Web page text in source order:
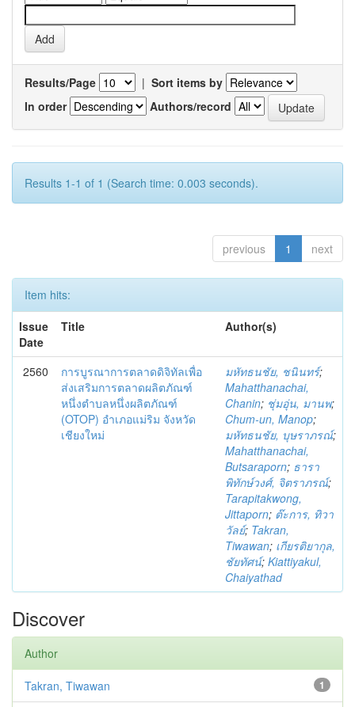
Results/Page | Sort items by
In order
Authors/record
Results 1-1 of 1 (Search time: 0.003 seconds).
previous 1 next
Item hits:
Issue
Date
Title Author(s)
2560
การบูรณาการตลาดดิจิทัลเพื่อ
ส่งเสริมการตลาดผลิตภัณฑ์
หนึ่งตำบลหนึ่งผลิตภัณฑ์
(OTOP) อำเภอแม่ริม จังหวัด
เชียงใหม่
มหัทธนชัย, ชนินทร์;
Mahatthanachai,
Chanin; ชุ่มอุ่น, มานพ;
Chum-un, Manop;
มหัทธนชัย, บุษราภรณ์;
Mahatthanachai,
Butsaraporn; ธารา
พิทักษ์วงศ์, จิตราภรณ์;
Tarapitakwong,
Jittaporn; ต๊ะการ, ทิวา
วัลย์; Takran,
Tiwawan; เกียรติยากุล,
ชัยทัศน์; Kiattiyakul,
Chaiyathad
Discover
Author
1
Takran, Tiwawan